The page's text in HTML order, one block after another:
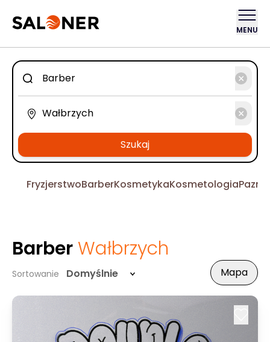
MENU
Szukaj
FryzjerstwoBarberKosmetykaKosmetologia
Barber Wałbrzych
Sortowanie Domyślnie Mapa